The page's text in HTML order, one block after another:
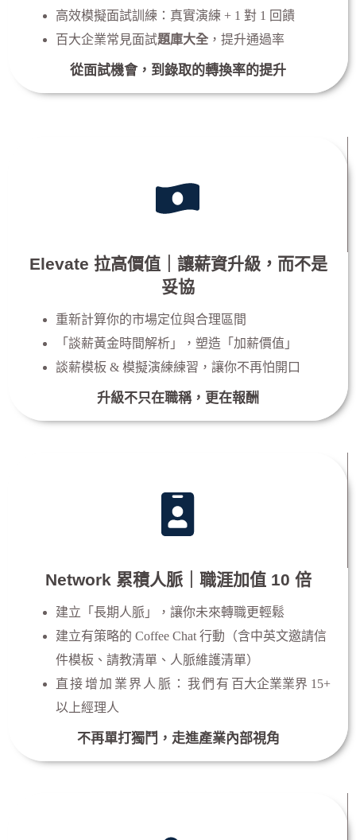
高效模擬面試訓練：真實演練 + 1 對 1 回饋
百大企業常見面試題庫大全 ，提升通過率
從面試機會，到錄取的轉換率的提升
Elevate 拉高價值｜讓薪資升級，而不是
妥協
重新計算你的市場定位與合理區間
「談薪黃金時間解析」，塑造「加薪價值」
談薪模板 & 模擬演練練習，讓你不再怕開口
升級不只在職稱，更在報酬
Network 累積人脈｜職涯加值 10 倍
建立「長期人脈」，讓你未來轉職更輕鬆
建立有策略的 Coffee Chat 行動（含中英文邀請信
件模板、 請教清單、人脈維護清單）
直接增加業界人脈：我們有 百大企業業界 15+
以上經理人
不再單打獨鬥，走進產業內部視角